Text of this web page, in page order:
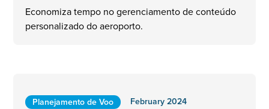
Economiza tempo no gerenciamento de conteúdo
personalizado do aeroporto.
Planejamento de Voo
February 2024